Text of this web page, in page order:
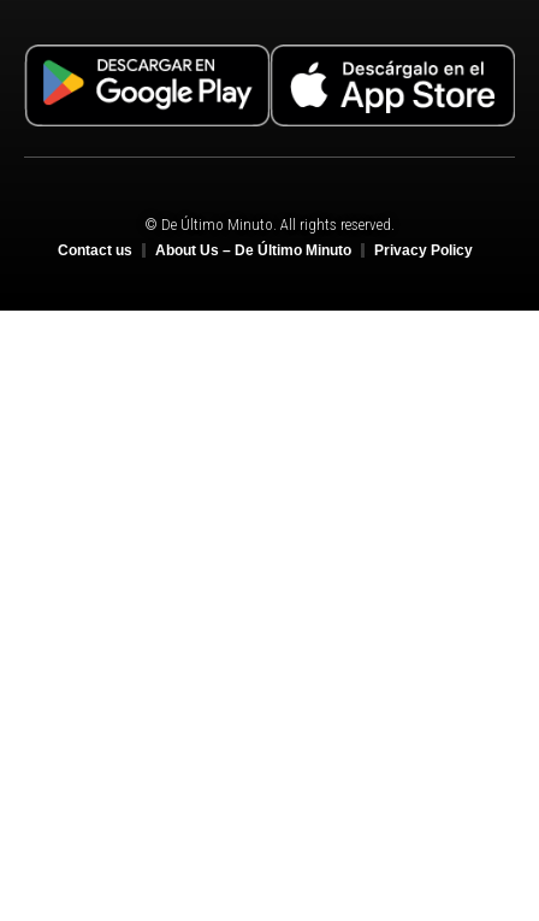
© De Último Minuto. All rights reserved.
Contact us About Us – De Último Minuto Privacy Policy